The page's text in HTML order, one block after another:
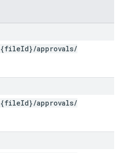
{fileId}/approvals/
{fileId}/approvals/